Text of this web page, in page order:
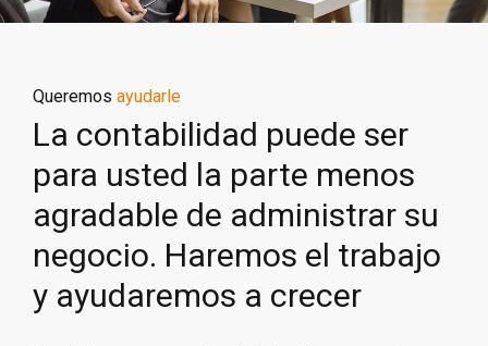
Queremos ayudarle
La contabilidad puede ser
para usted la parte menos
agradable de administrar su
negocio. Haremos el trabajo
y ayudaremos a crecer